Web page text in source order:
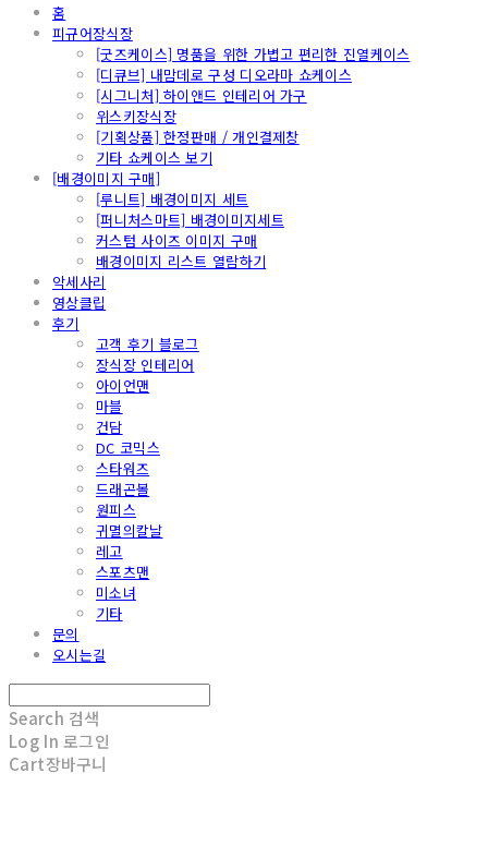
홈
피규어장식장
[굿즈케이스] 명품을 위한 가볍고 편리한 진열케이스
[디큐브] 내맘데로 구성 디오라마 쇼케이스
[시그니처] 하이앤드 인테리어 가구
위스키장식장
[기획상품] 한정판매 / 개인결제창
기타 쇼케이스 보기
[배경이미지 구매]
[루니트] 배경이미지 세트
[퍼니처스마트] 배경이미지세트
커스텀 사이즈 이미지 구매
배경이미지 리스트 열람하기
악세사리
영상클립
후기
고객 후기 블로그
장식장 인테리어
아이언맨
마블
건담
DC 코믹스
스타워즈
드래곤볼
원피스
귀멸의칼날
레고
스포츠맨
미소녀
기타
문의
오시는길
Search 검색
Log In 로그인
Cart장바구니